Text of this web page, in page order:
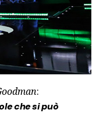
:
che si può